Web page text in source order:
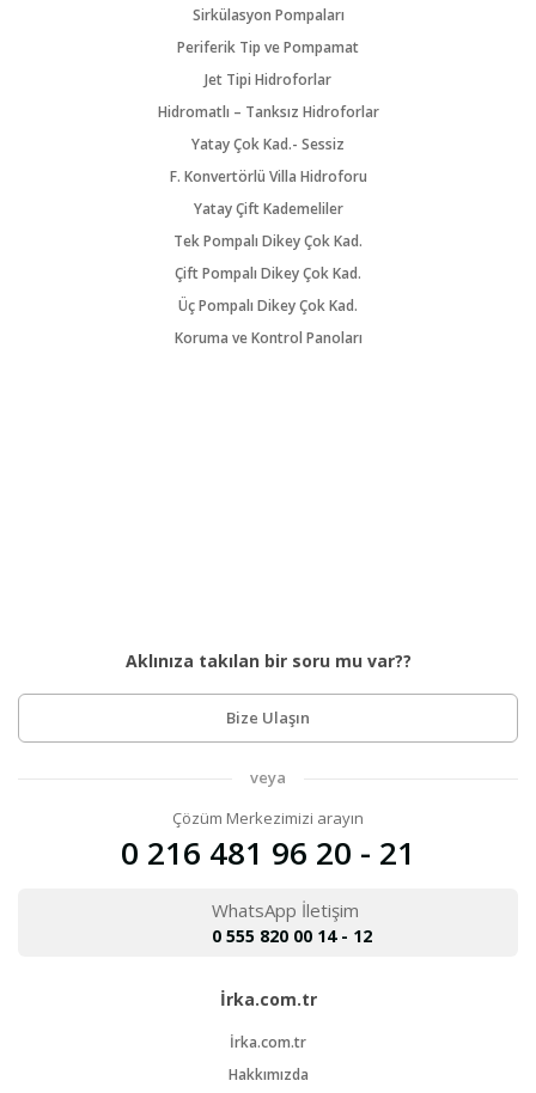
Sirkülasyon Pompaları
Periferik Tip ve Pompamat
Jet Tipi Hidroforlar
Hidromatlı – Tanksız Hidroforlar
Yatay Çok Kad.- Sessiz
F. Konvertörlü Villa Hidroforu
Yatay Çift Kademeliler
Tek Pompalı Dikey Çok Kad.
Çift Pompalı Dikey Çok Kad.
Üç Pompalı Dikey Çok Kad.
Koruma ve Kontrol Panoları
Aklınıza takılan bir soru mu var??
Bize Ulaşın
veya
Çözüm Merkezimizi arayın
0 216 481 96 20 - 21
WhatsApp İletişim
0 555 820 00 14 - 12
İrka.com.tr
İrka.com.tr
Hakkımızda